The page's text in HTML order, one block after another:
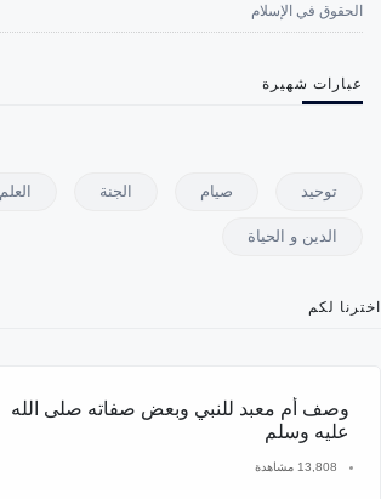
الحقوق في الإسلام
عبارات شهيرة
توحيد صيام الجنة العلم
الدين و الحياة
اخترنا لكم
وصف أم معبد للنبي وبعض صفاته صلى الله
عليه وسلم
13,808 مشاهدة